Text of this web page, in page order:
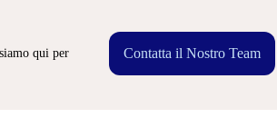
qui per
Contatta il Nostro Team